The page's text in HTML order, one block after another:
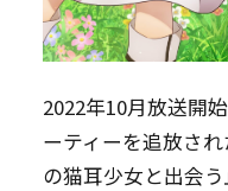
2022年10月放送開
ーティーを追放さ
の猫耳少女と出会